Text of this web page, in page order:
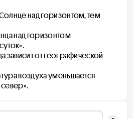
над горизонтом, тем
над горизонтом
зависит от географической
воздуха уменьшается